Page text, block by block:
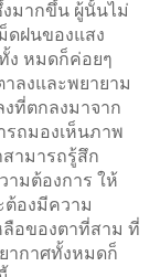
มากขึ้น ผู้นั้นไม่
ดฝนของแสง
ง หมดก็ค่อยๆ
ลงและพยายาม
ที่ตกลงมาจาก
ถมองเห็นภาพ
ามารถรู้สึก
มต้องการ ให้
ต้องมีความ
อของตาที่สาม ที่
ากาศทั้งหมดก็